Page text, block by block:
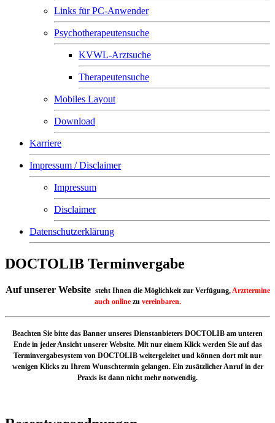
Links für PC-Anwender
Psychotherapeutensuche
KVWL-Arztsuche
Therapeutensuche
Mobiles Layout
Download
Karriere
Impressum / Disclaimer
Impressum
Disclaimer
Datenschutzerklärung
DOCTOLIB Terminvergabe
Auf unserer Website steht Ihnen die Möglichkeit zur Verfügung,Arzttermine
auch onlinezu vereinbaren.
Beachten Sie bitte das Banner unseres Dienstanbieters DOCTOLIB am unteren
Ende in jeder Ansicht unserer Website. Mit nur einem Klick werden Sie auf das
Terminvergabesystem von DOCTOLIB weitergeleitet und können dort mit nur
wenigen Klicks zu Ihrem Wunschtermin gelangen. Ein zusätzlicher Anruf in der
Praxis ist dann nicht mehr notwendig.